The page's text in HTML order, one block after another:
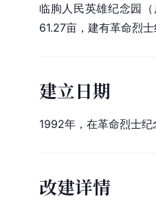
临朐人民英雄纪念园
61.27亩，建有革命烈
建立日期
1992年，在革命烈士
改建详情